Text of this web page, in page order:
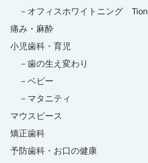
オフィスホワイトニング Tion
痛み・麻酔
小児歯科・育児
歯の生え変わり
ベビー
マタニティ
マウスピース
矯正歯科
予防歯科・お口の健康